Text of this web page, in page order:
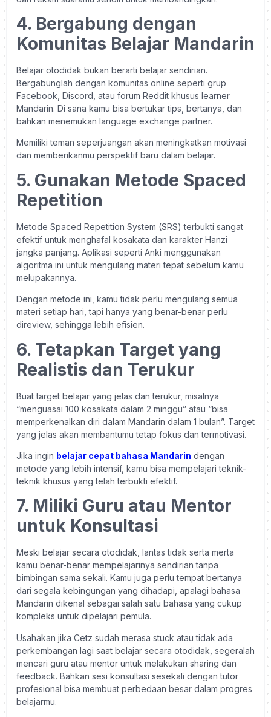
4. Bergabung dengan
Komunitas Belajar Mandarin
Belajar otodidak bukan berarti belajar sendirian.
Bergabunglah dengan komunitas online seperti grup
Facebook, Discord, atau forum Reddit khusus learner
Mandarin. Di sana kamu bisa bertukar tips, bertanya, dan
bahkan menemukan language exchange partner.
Memiliki teman seperjuangan akan meningkatkan motivasi
dan memberikanmu perspektif baru dalam belajar.
5. Gunakan Metode Spaced
Repetition
Metode Spaced Repetition System (SRS) terbukti sangat
efektif untuk menghafal kosakata dan karakter Hanzi
jangka panjang. Aplikasi seperti Anki menggunakan
algoritma ini untuk mengulang materi tepat sebelum kamu
melupakannya.
Dengan metode ini, kamu tidak perlu mengulang semua
materi setiap hari, tapi hanya yang benar-benar perlu
direview, sehingga lebih efisien.
6. Tetapkan Target yang
Realistis dan Terukur
Buat target belajar yang jelas dan terukur, misalnya
“menguasai 100 kosakata dalam 2 minggu” atau “bisa
memperkenalkan diri dalam Mandarin dalam 1 bulan”. Target
yang jelas akan membantumu tetap fokus dan termotivasi.
Jika ingin belajar cepat bahasa Mandarin dengan
metode yang lebih intensif, kamu bisa mempelajari teknik-
teknik khusus yang telah terbukti efektif.
7. Miliki Guru atau Mentor
untuk Konsultasi
Meski belajar secara otodidak, lantas tidak serta merta
kamu benar-benar mempelajarinya sendirian tanpa
bimbingan sama sekali. Kamu juga perlu tempat bertanya
dari segala kebingungan yang dihadapi, apalagi bahasa
Mandarin dikenal sebagai salah satu bahasa yang cukup
kompleks untuk dipelajari pemula.
Usahakan jika Cetz sudah merasa stuck atau tidak ada
perkembangan lagi saat belajar secara otodidak, segeralah
mencari guru atau mentor untuk melakukan sharing dan
feedback. Bahkan sesi konsultasi sesekali dengan tutor
profesional bisa membuat perbedaan besar dalam progres
belajarmu.